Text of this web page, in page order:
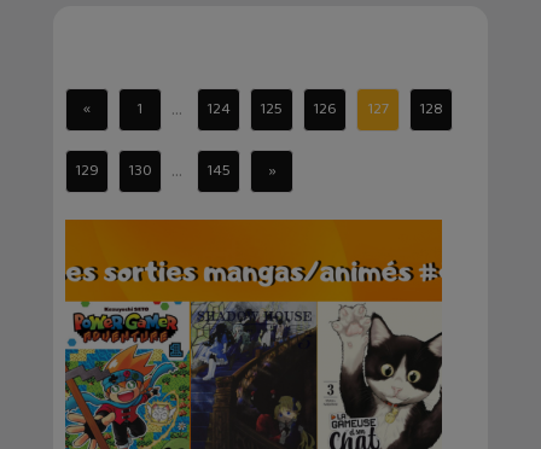
« 1 ... 124 125 126 127 128
129 130 ... 145 »